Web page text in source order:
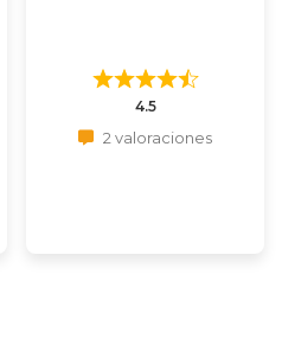
4.5
2 valoraciones